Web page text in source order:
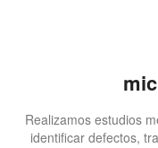
Realizamos estudios
identificar defectos,